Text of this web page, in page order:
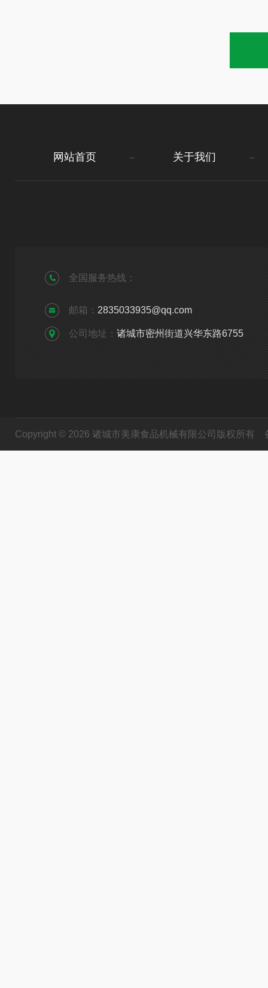
网站首页 关于我们
全国服务热线：
邮箱： 2835033935@qq.com
公司地址： 诸城市密州街道兴华东路6755
Copyright © 2026 诸城市美康食品机械有限公司版权所有